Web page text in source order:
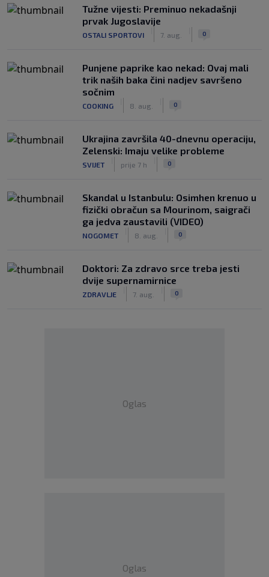
Tužne vijesti: Preminuo nekadašnji
prvak Jugoslavije
OSTALI SPORTOVI 7. aug. 0
Punjene paprike kao nekad: Ovaj mali
trik naših baka čini nadjev savršeno
sočnim
COOKING 8. aug. 0
Ukrajina završila 40-dnevnu operaciju,
Zelenski: Imaju velike probleme
SVIJET prije 7 h 0
Skandal u Istanbulu: Osimhen krenuo u
fizički obračun sa Mourinom, saigrači
ga jedva zaustavili (VIDEO)
NOGOMET 8. aug. 0
Doktori: Za zdravo srce treba jesti
dvije supernamirnice
ZDRAVLJE 7. aug. 0
Oglas
Oglas